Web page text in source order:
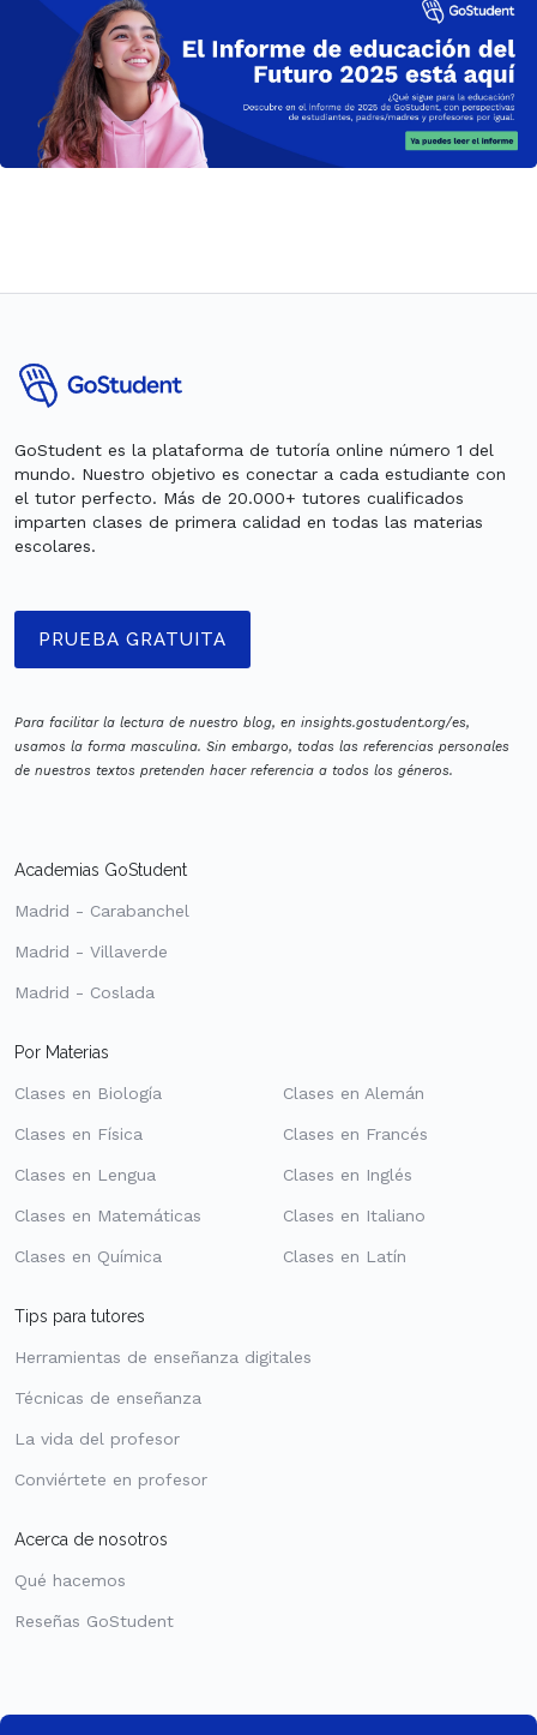
GoStudent es la plataforma de tutoría online número 1 del
mundo. Nuestro objetivo es conectar a cada estudiante con
el tutor perfecto. Más de 20.000+ tutores cualificados
imparten clases de primera calidad en todas las materias
escolares.
PRUEBA GRATUITA
Para facilitar la lectura de nuestro blog, en insights.gostudent.org/es,
usamos la forma masculina. Sin embargo, todas las referencias personales
de nuestros textos pretenden hacer referencia a todos los géneros.
Academias GoStudent
Madrid - Carabanchel
Madrid - Villaverde
Madrid - Coslada
Por Materias
Clases en Biología
Clases en Física
Clases en Lengua
Clases en Matemáticas
Clases en Química
Clases en Alemán
Clases en Francés
Clases en Inglés
Clases en Italiano
Clases en Latín
Tips para tutores
Herramientas de enseñanza digitales
Técnicas de enseñanza
La vida del profesor
Conviértete en profesor
Acerca de nosotros
Qué hacemos
Reseñas GoStudent